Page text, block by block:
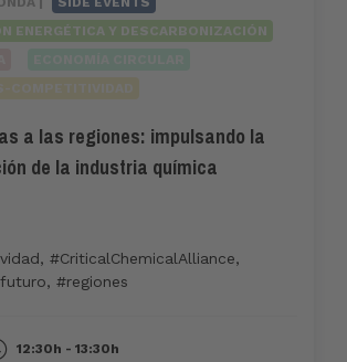
ENERGÉTICA Y DESCARBONIZACIÓN
a las regiones: impulsando la
de la industria química
, #CriticalChemicalAlliance,
, #regiones
12:30h - 13:30h